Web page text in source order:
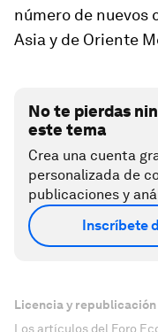
número de nuevos
Asia y de Oriente
No te pierdas
este tema
Crea una cuenta
personalizada de
publicaciones y
Inscríbete
Licencia y republicación
Los artículos del Foro